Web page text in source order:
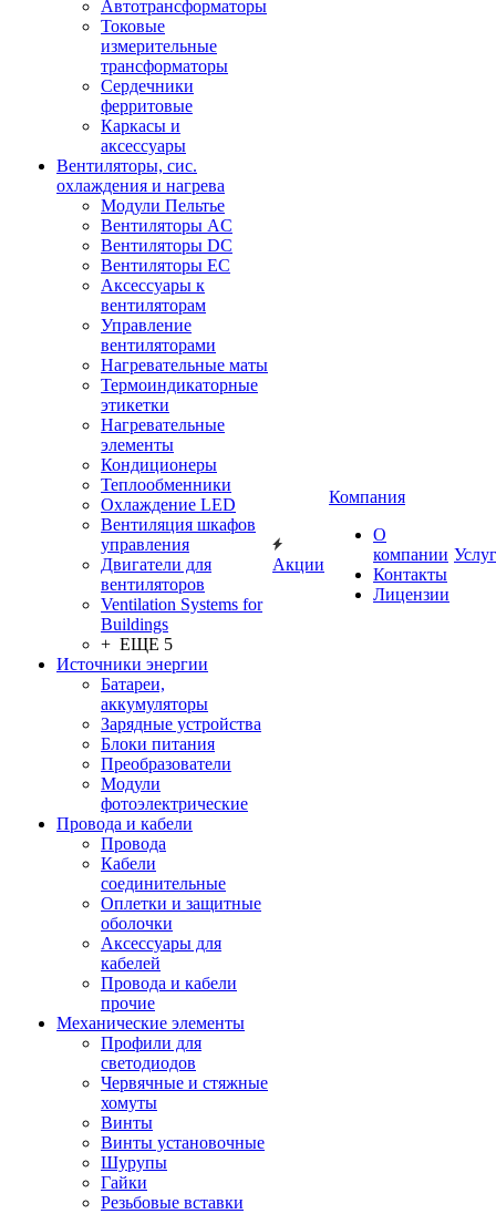
Автотрансформаторы
Токовые
измерительные
трансформаторы
Сердечники
ферритовые
Каркасы и
аксессуары
Вентиляторы, сис.
охлаждения и нагрева
Модули Пельтье
Вентиляторы AC
Вентиляторы DC
Вентиляторы EC
Аксессуары к
вентиляторам
Управление
вентиляторами
Нагревательные маты
Термоиндикаторные
этикетки
Нагревательные
элементы
Кондиционеры
Теплообменники
Охлаждение LED
Вентиляция шкафов
управления
Двигатели для
вентиляторов
Ventilation Systems for
Buildings
+ ЕЩЕ 5
Источники энергии
Батареи,
аккумуляторы
Зарядные устройства
Блоки питания
Преобразователи
Модули
фотоэлектрические
Провода и кабели
Провода
Кабели
соединительные
Оплетки и защитные
оболочки
Аксессуары для
кабелей
Провода и кабели
прочие
Механические элементы
Профили для
светодиодов
Червячные и стяжные
хомуты
Винты
Винты установочные
Шурупы
Гайки
Резьбовые вставки
Акции
Компания
О
компании
Контакты
Лицензии